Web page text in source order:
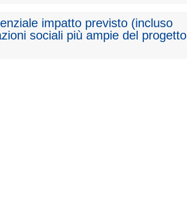
impatto previsto (incluso
sociali più ampie del progetto